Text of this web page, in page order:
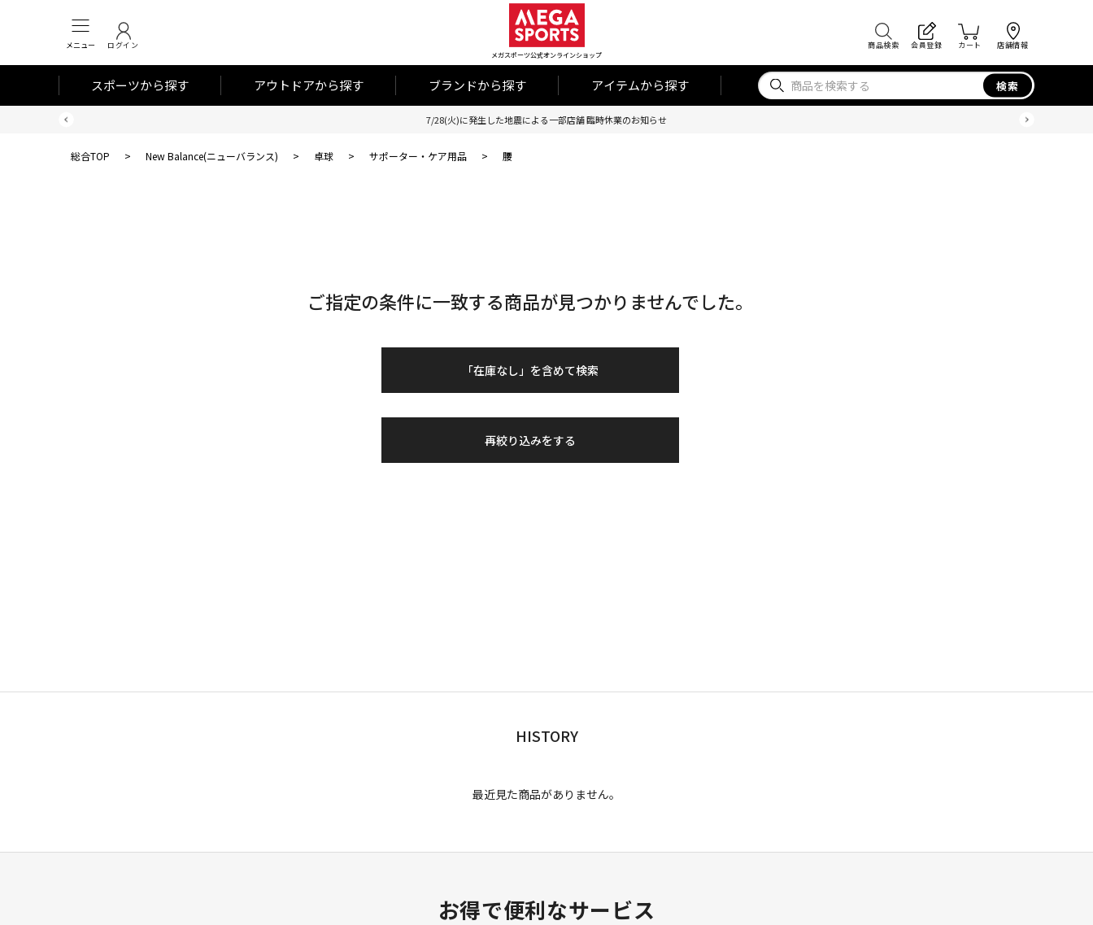
メニュー ログイン
メガスポーツ公式オンラインショップ
商品検索 会員登録 カート 店舗情報
スポーツから探す アウトドアから探す ブランドから探す アイテムから探す 検索
7/28(火)に発生した地震による一部店舗 臨時休業のお知らせ
総合TOP > New Balance(ニューバランス) > 卓球 > サポーター・ケア用品 > 腰
ご指定の条件に一致する商品が見つかりませんでした。
「在庫なし」を含めて検索
再絞り込みをする
HISTORY
最近見た商品がありません。
お得で便利なサービス